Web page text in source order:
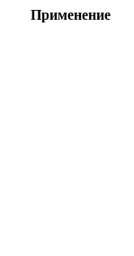
Применение